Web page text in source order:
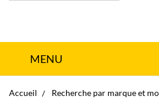
MENU
Accueil Recherche par marque et